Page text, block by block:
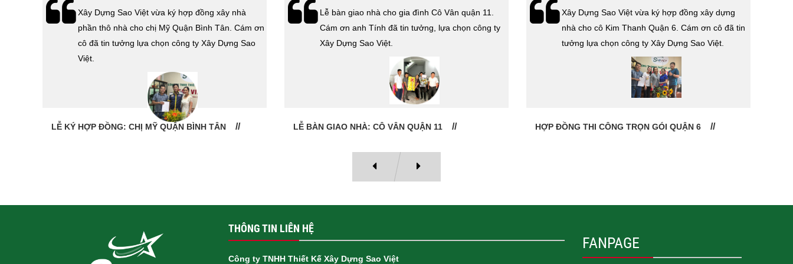
Lễ bàn giao nhà cho gia đình Cô Vân quận 11.
Cám ơn anh Tính đã tin tưởng, lựa chọn công ty
Xây Dựng Sao Việt.
LỄ BÀN GIAO NHÀ: CÔ VÂN QUẬN 11
Xây Dựng Sao Việt vừa ký hợp đồng xây dựng
nhà cho cô Kim Thanh Quận 6. Cám ơn cô đã tin
tưởng lựa chọn công ty Xây Dựng Sao Việt.
HỢP ĐỒNG THI CÔNG TRỌN GÓI QUẬN 6
Lễ bàn giao nhà cho gia đình anh Tính quận 3.
Cám ơn anh Tính đã tin tưởng, lựa chọn công ty
Xây Dựng Sao Việt.
CHỦ ĐẦU TƯ: ANH TÍNH QUẬN 3
THÔNG TIN LIÊN HỆ
Công ty TNHH Thiết Kế Xây Dựng Sao Việt
FANPAGE